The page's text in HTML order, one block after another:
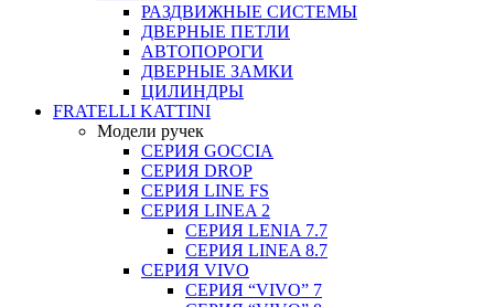
РАЗДВИЖНЫЕ СИСТЕМЫ
ДВЕРНЫЕ ПЕТЛИ
АВТОПОРОГИ
ДВЕРНЫЕ ЗАМКИ
ЦИЛИНДРЫ
FRATELLI KATTINI
Модели ручек
СЕРИЯ GOCCIA
СЕРИЯ DROP
СЕРИЯ LINE FS
СЕРИЯ LINEA 2
СЕРИЯ LENIA 7.7
СЕРИЯ LINEA 8.7
СЕРИЯ VIVO
СЕРИЯ “VIVO” 7